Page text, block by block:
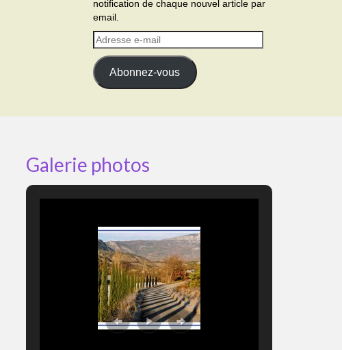
notification de chaque nouvel article par
email.
Adresse
e-
mail
Abonnez-vous
Galerie photos